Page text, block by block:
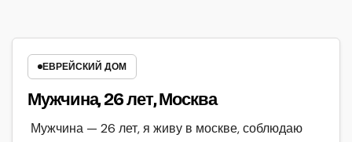
ЕВРЕЙСКИЙ ДОМ
Мужчина, 26 лет, Москва
Мужчина — 26 лет, я живу в москве, соблюдаю